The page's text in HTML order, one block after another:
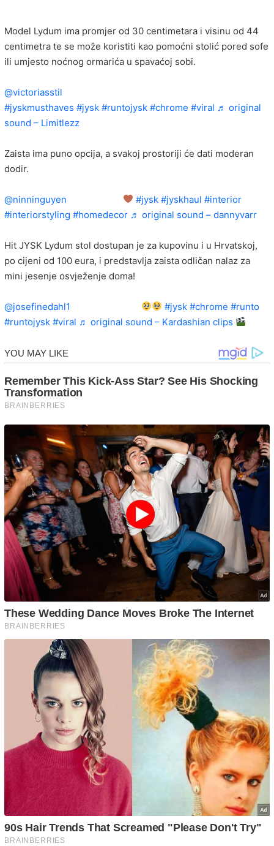
Model Lydum ima promjer od 30 centimetara i visinu od 44
centimetra te se može koristiti kao pomoćni stolić pored sofe
ili umjesto noćnog ormarića u spavaćoj sobi.
@victoriasstil
#jyskmusthaves #jysk #runtojysk #chrome #viral ♬ original
sound – Limitlezz
Zaista ima puno opcija, a svakoj prostoriji će dati moderan
dodir.
@ninninguyen #jysk #jyskhaul #interior
#interiorstyling #homedecor ♬ original sound – dannyvarr
Hit JYSK Lydum stol dostupan je za kupovinu i u Hrvatskoj,
po cijeni od 100 eura, i predstavlja zaista odličan nalaz za
mini jesenje osvježenje doma!
@josefinedahl1 #jysk #chrome #runto
#runtojysk #viral ♬ original sound – Kardashian clips